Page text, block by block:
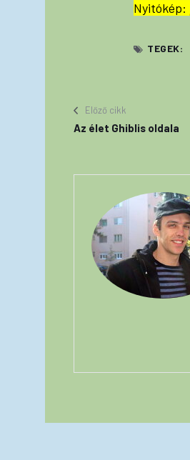
Nyitókép:
TEGEK:
Előző cikk
Az élet Ghiblis oldala